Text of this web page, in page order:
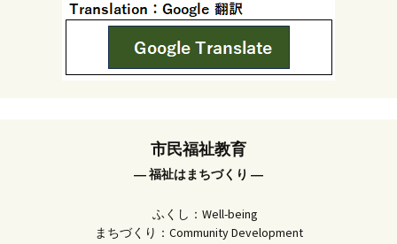
市民福祉教育
― 福祉はまちづくり ―
ふくし：Well-being
まちづくり：Community Development